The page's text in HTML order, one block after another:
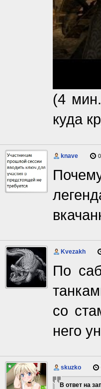
(4
куда
knave
Kvezakh
По
со
него
skuzko
В ответ на